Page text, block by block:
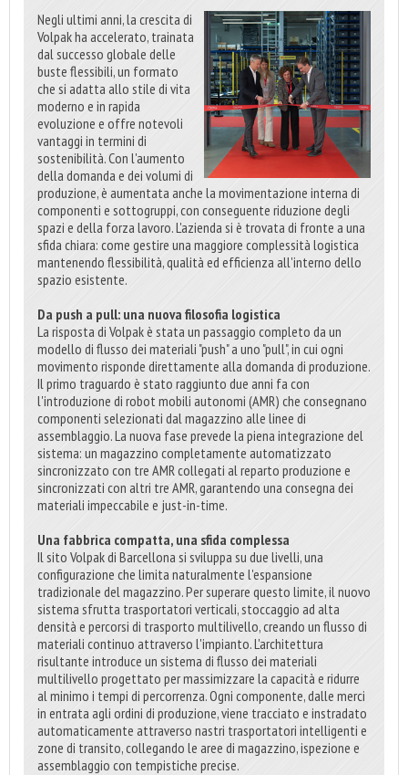
Negli ultimi anni, la crescita di
Volpak ha accelerato, trainata
dal successo globale delle
buste flessibili, un formato
che si adatta allo stile di vita
moderno e in rapida
evoluzione e offre notevoli
vantaggi in termini di
sostenibilità. Con l'aumento
della domanda e dei volumi di
produzione, è aumentata anche la movimentazione interna di
componenti e sottogruppi, con conseguente riduzione degli
spazi e della forza lavoro. L'azienda si è trovata di fronte a una
sfida chiara: come gestire una maggiore complessità logistica
mantenendo flessibilità, qualità ed efficienza all'interno dello
spazio esistente.
Da push a pull: una nuova filosofia logistica
La risposta di Volpak è stata un passaggio completo da un
modello di flusso dei materiali "push" a uno "pull", in cui ogni
movimento risponde direttamente alla domanda di produzione.
Il primo traguardo è stato raggiunto due anni fa con
l'introduzione di robot mobili autonomi (AMR) che consegnano
componenti selezionati dal magazzino alle linee di
assemblaggio. La nuova fase prevede la piena integrazione del
sistema: un magazzino completamente automatizzato
sincronizzato con tre AMR collegati al reparto produzione e
sincronizzati con altri tre AMR, garantendo una consegna dei
materiali impeccabile e just-in-time.
Una fabbrica compatta, una sfida complessa
Il sito Volpak di Barcellona si sviluppa su due livelli, una
configurazione che limita naturalmente l'espansione
tradizionale del magazzino. Per superare questo limite, il nuovo
sistema sfrutta trasportatori verticali, stoccaggio ad alta
densità e percorsi di trasporto multilivello, creando un flusso di
materiali continuo attraverso l'impianto. L'architettura
risultante introduce un sistema di flusso dei materiali
multilivello progettato per massimizzare la capacità e ridurre
al minimo i tempi di percorrenza. Ogni componente, dalle merci
in entrata agli ordini di produzione, viene tracciato e instradato
automaticamente attraverso nastri trasportatori intelligenti e
zone di transito, collegando le aree di magazzino, ispezione e
assemblaggio con tempistiche precise.